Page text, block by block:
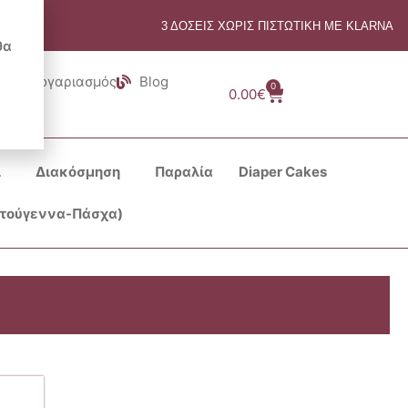
3 ΔΟΣΕΙΣ ΧΩΡΙΣ ΠΙΣΤΩΤΙΚΗ ΜΕ KLARNA
Λογαριασμός Blog
0.00€
0
Cart
Διακόσμηση Παραλία Diaper Cakes
Πάσχα)